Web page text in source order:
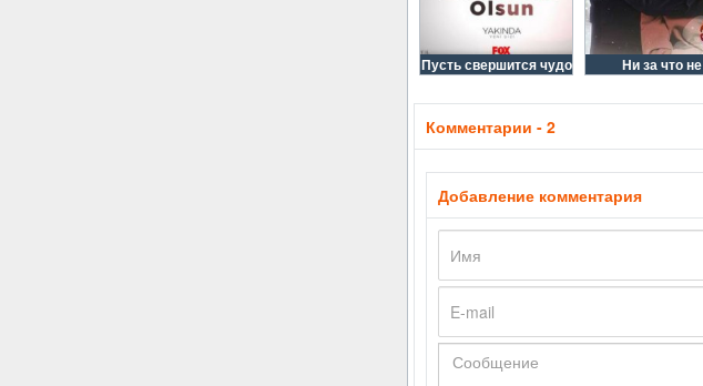
Пусть свершится чудо Ни за что не
Комментарии - 2
Добавление комментария